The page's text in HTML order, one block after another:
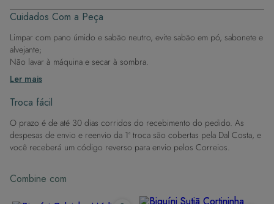
desta bolsa uma peça chave no seu guarda-roupa.
Na parte externa o tecido é o mesmo usado nos
biquínis, com a tecnologia de dublagem que dá uma
estrutura e acabamento incrível. Na parte interna,
temos um material sintético, super prático de limpar.
Transforme seu visual com esta bolsa estilosa e
ocasião.
Cuidados Com a Peça
Limpar com pano úmido e sabão neutro, evite sabão em pó, sabonete e
alvejante;
Não lavar à máquina e secar à sombra.
Ler mais
Troca fácil
O prazo é de até 30 dias corridos do recebimento do pedido. As
despesas de envio e reenvio da 1ª troca são cobertas pela Dal Costa, e
você receberá um código reverso para envio pelos Correios.
Combine com